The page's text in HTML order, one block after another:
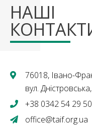
НАШІ
76018, Івано-
вул.
+38 0342 54 29 50
office@taif.org.ua